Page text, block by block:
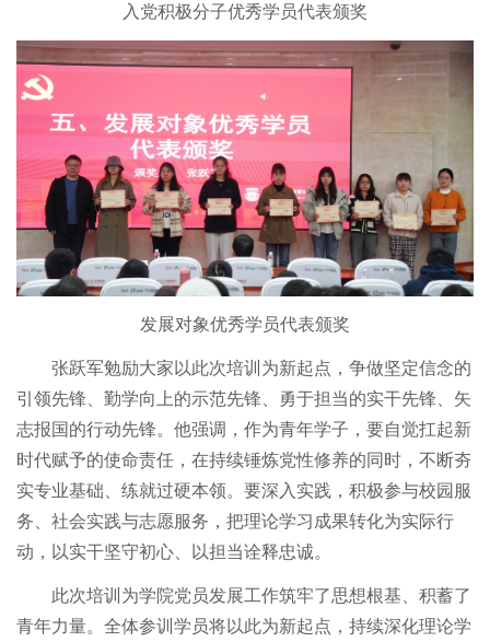
入党积极分子优秀学员代表颁奖
发展对象优秀学员代表颁奖
张跃军勉励大家以此次培训为新起点，争做坚定信念的
引领先锋、勤学向上的示范先锋、勇于担当的实干先锋、矢
志报国的行动先锋。他强调，作为青年学子，要自觉扛起新
时代赋予的使命责任，在持续锤炼党性修养的同时，不断夯
实专业基础、练就过硬本领。要深入实践，积极参与校园服
务、社会实践与志愿服务，把理论学习成果转化为实际行
动，以实干坚守初心、以担当诠释忠诚。
此次培训为学院党员发展工作筑牢了思想根基、积蓄了
青年力量。全体参训学员将以此为新起点，持续深化理论学